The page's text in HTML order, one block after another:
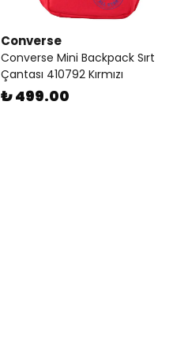
Converse
Converse Mini Backpack Sırt
Çantası 410792 Kırmızı
₺ 499.00